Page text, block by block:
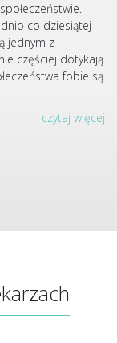
co dziesiątej
jednym z
częściej dotykają
fobie są
czytaj więcej